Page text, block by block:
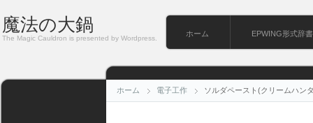
魔法の大鍋
The Magic Cauldron is presented by Wordpress.
ホーム EPWING形式辞書
ホーム 電子工作 ソルダペースト(クリームハン